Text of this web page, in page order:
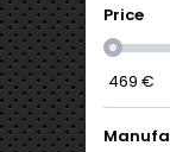
Price
469 €